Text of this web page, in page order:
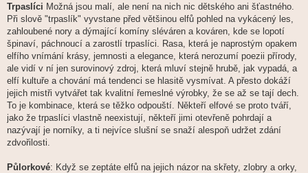
Trpaslíci Možná jsou malí, ale není na nich nic dětského ani šťastného.
Při slově "trpaslík" vyvstane před většinou elfů pohled na vykácený les,
zahloubené nory a dýmající komíny sléváren a kováren, kde se lopotí
špinaví, páchnoucí a zarostlí trpaslíci. Rasa, která je naprostým opakem
elfího vnímání krásy, jemnosti a elegance, která nerozumí poezii přírody,
ale vidí v ní jen surovinový zdroj, která mluví stejně hrubě, jak vypadá, a
elfí kultuře a chování má tendenci se hlasitě vysmívat. A přesto dokáží
jejich mistři vytvářet tak kvalitní řemeslné výrobky, že se až se tají dech.
To je kombinace, která se těžko odpouští. Někteří elfové se proto tváří,
jako že trpaslíci vlastně neexistují, někteří jimi otevřeně pohrdají a
nazývají je norníky, a ti nejvíce slušní se snaží alespoň udržet zdání
zdvořilosti.
Půlorkové: Když se zeptáte elfů na jejich názor na skřety, zlobry a orky,